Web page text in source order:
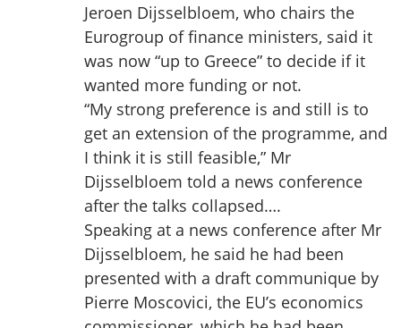
Jeroen Dijsselbloem, who chairs the
Eurogroup of finance ministers, said it
was now “up to Greece” to decide if it
wanted more funding or not.
“My strong preference is and still is to
get an extension of the programme, and
I think it is still feasible,” Mr
Dijsselbloem told a news conference
after the talks collapsed….
Speaking at a news conference after Mr
Dijsselbloem, he said he had been
presented with a draft communique by
Pierre Moscovici, the EU’s economics